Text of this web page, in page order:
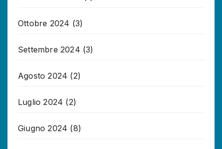
Ottobre 2024 (3)
Settembre 2024 (3)
Agosto 2024 (2)
Luglio 2024 (2)
Giugno 2024 (8)